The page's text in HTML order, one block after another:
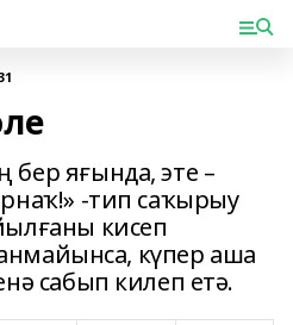
яғында, эте –
-тип саҡырыу
кисеп
күпер аша
сабып килеп етә.